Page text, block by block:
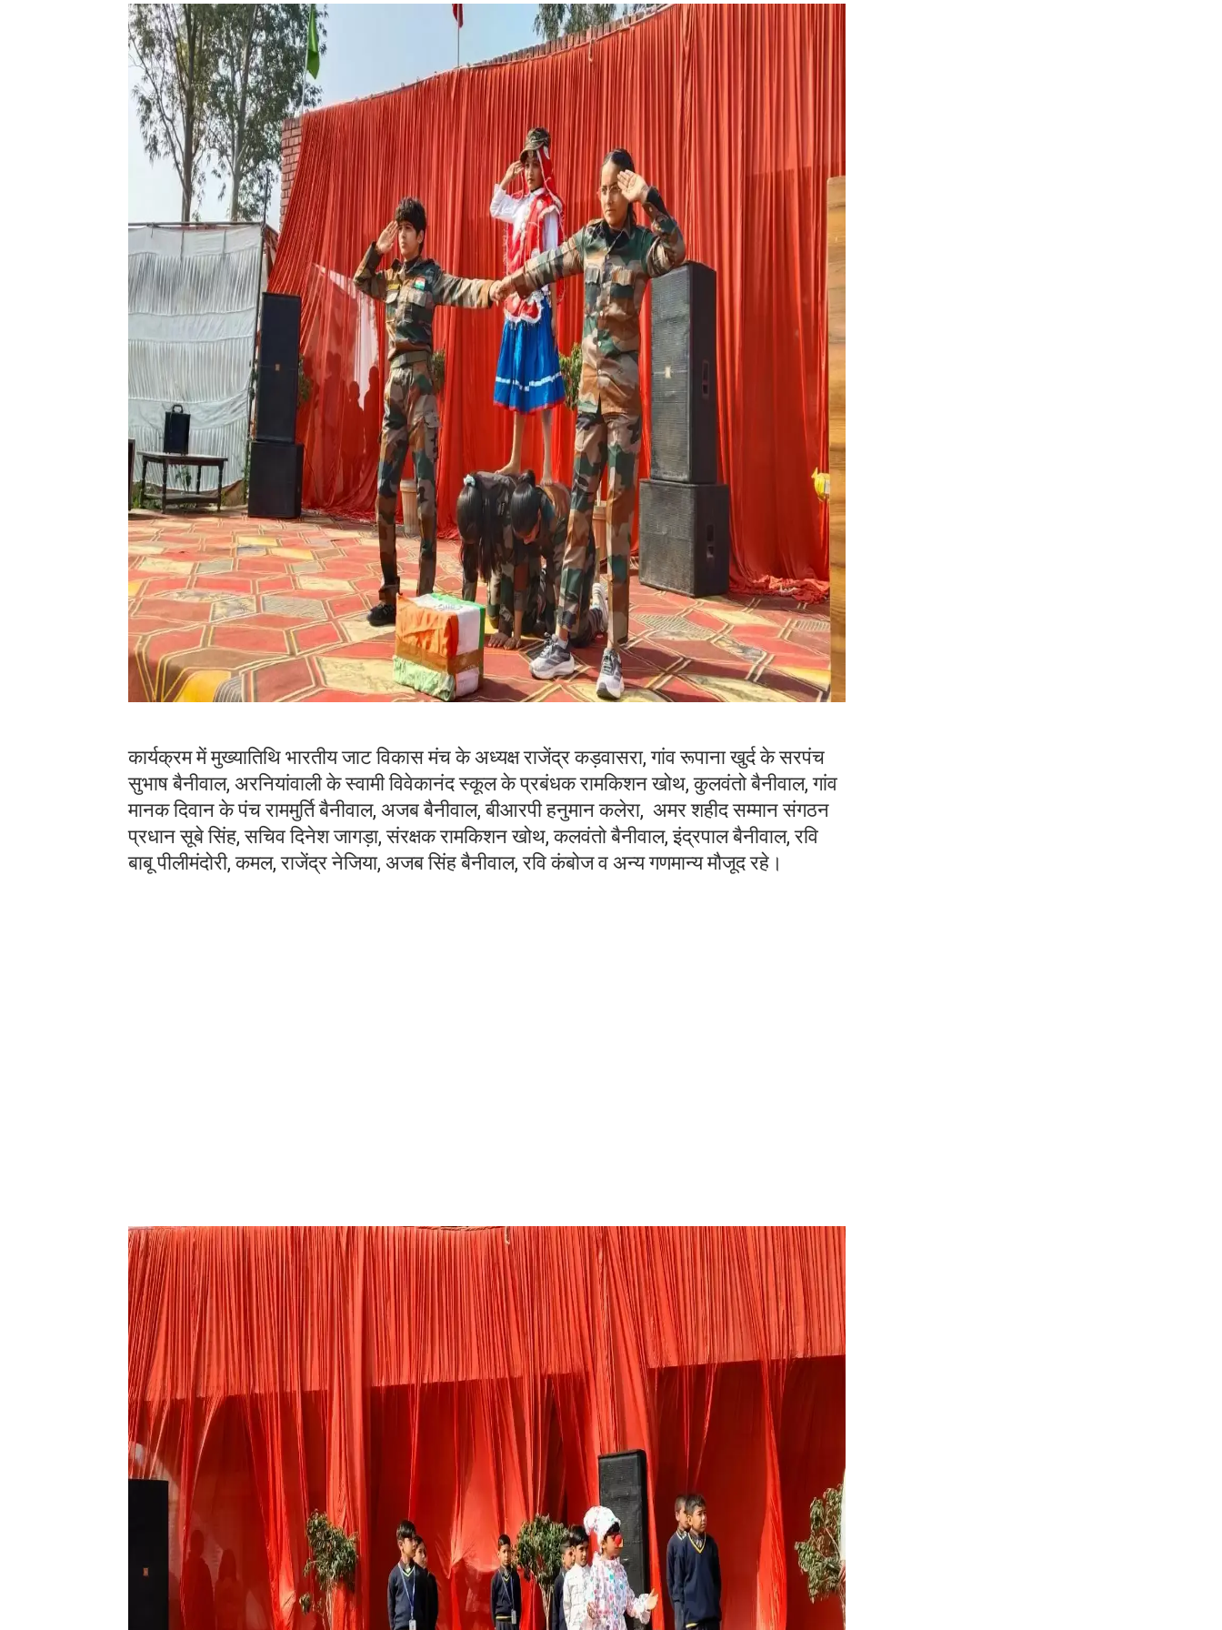
कार्यक्रम में मुख्यातिथि भारतीय जाट विकास मंच के अध्यक्ष राजेंद्र कड़वासरा, गांव रूपाना खुर्द के सरपंच
सुभाष बैनीवाल, अरनियांवाली के स्वामी विवेकानंद स्कूल के प्रबंधक रामकिशन खोथ, कुलवंतो बैनीवाल, गांव
मानक दिवान के पंच राममुर्ति बैनीवाल, अजब बैनीवाल, बीआरपी हनुमान कलेरा, अमर शहीद सम्मान संगठन
प्रधान सूबे सिंह, सचिव दिनेश जागड़ा, संरक्षक रामकिशन खोथ, कलवंतो बैनीवाल, इंद्रपाल बैनीवाल, रवि
बाबू पीलीमंदोरी, कमल, राजेंद्र नेजिया, अजब सिंह बैनीवाल, रवि कंबोज व अन्य गणमान्य मौजूद रहे।